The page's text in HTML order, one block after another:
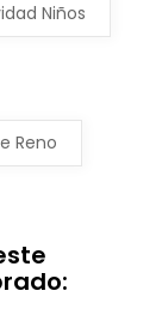
Niños
Reno